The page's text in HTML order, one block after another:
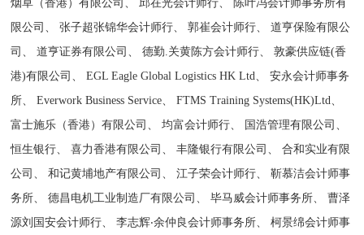
烟草（香港）有限公司、 邱在光会计师行、 陈叶冯会计师事务所有
限公司、 张子超张锦华会计师行、 郭崔会计师行、 道亨保险有限公
司、 道亨证券有限公司、 德勤.关黄陈方会计师行、 敦豪供应链(香
港)有限公司、 EGL Eagle Global Logistics HK Ltd、 安永会计师事务
所、 Everwork Business Service、 FTMS Training Systems(HK)Ltd、
富士施乐（香港）有限公司、 均富会计师行、 国浩管理有限公司、
恒生银行、 喜力香港有限公司、 丰隆银行有限公司、 合和实业有限
公司、 和记黄埔地产有限公司、 江子荣会计师行、 靳慕洁会计师事
务所、 德昌电机工业制造厂有限公司、 毕马威会计师事务所、 曹泽
源刘国安会计师行、 李志辉‧余仲良会计师事务所、 柯景绵会计师事